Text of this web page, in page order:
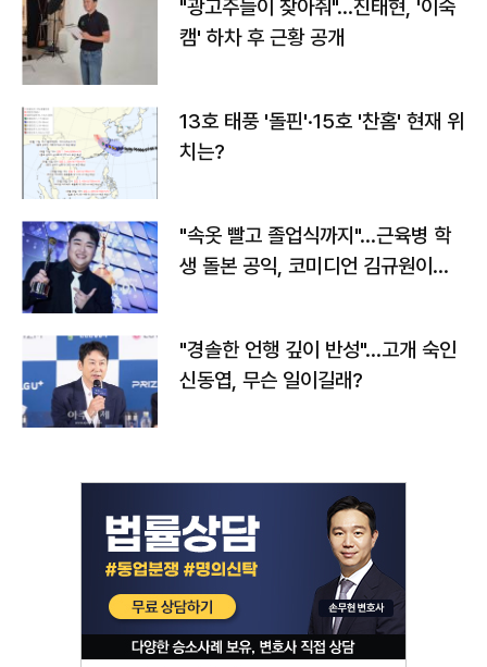
"광고주들이 찾아줘"…진태현, '이숙
캠' 하차 후 근황 공개
13호 태풍 '돌핀'·15호 '찬홈' 현재 위
치는?
"속옷 빨고 졸업식까지"…근육병 학
생 돌본 공익, 코미디언 김규원이었
"경솔한 언행 깊이 반성"…고개 숙인
신동엽, 무슨 일이길래?